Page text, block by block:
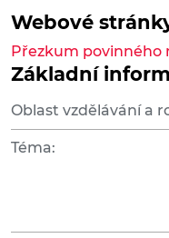
Základní
Oblast vzdělávání a
Téma:
Webové
Přezkum povinného